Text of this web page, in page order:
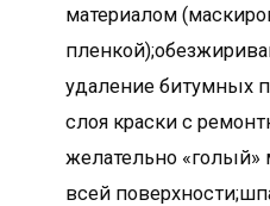
материалом
удаление битумных
слоя краски с
желательно «голый»
всей